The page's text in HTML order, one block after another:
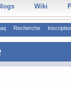
Wiki
Recherche